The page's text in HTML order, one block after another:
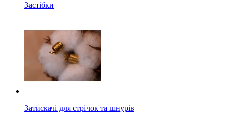
Застібки
Затискачі для стрічок та шнурів